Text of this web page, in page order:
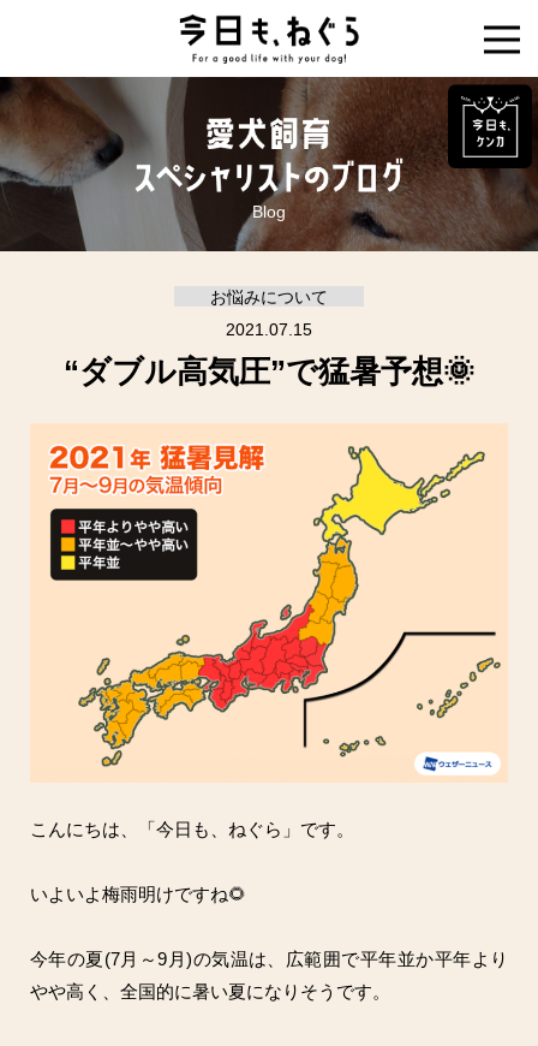
Blog
お悩みについて
2021.07.15
“ダブル高気圧”で猛暑予想🌞
こんにちは、「今日も、ねぐら」です。
いよいよ梅雨明けですね🌻
今年の夏(7月～9月)の気温は、広範囲で平年並か平年より
やや高く、全国的に暑い夏になりそうです。